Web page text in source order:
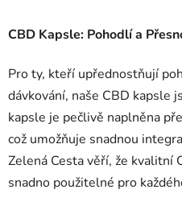
CBD Kapsle: Pohodlí a
Pro ty, kteří upřednostňují
dávkování, naše CBD kapsle
kapsle je pečlivě naplněna
což umožňuje snadnou
Zelená Cesta věří, že kvalitní
snadno použitelné pro